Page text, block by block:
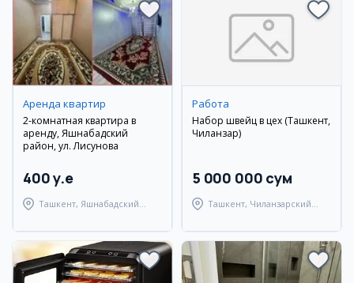
Аренда квартир
2-комнатная квартира в
аренду, Яшнабадский
район, ул. Лисунова
400 y.e
Ташкент, Яшнабадский
Работа
Набор швейц в цех (Ташкент,
Чиланзар)
5 000 000 сум
Ташкент, Чиланзарский